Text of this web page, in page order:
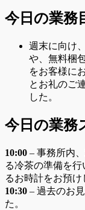
今日の業務
週末に向け
や、無料梱
をお客様に
とお礼のご
した。
今日の業務
10:00 – 事務所内
る冷茶の準備を
るお時計をお預け
10:30 – 過去のお
た。